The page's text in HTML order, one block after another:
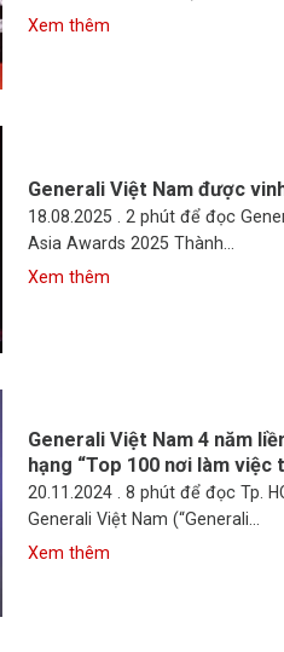
Generali Việt Nam được
18.08.2025 . 2 phút để đọc
Asia Awards 2025 Thành...
Generali Việt Nam 4 năm
hạng “Top 100 nơi làm việc
20.11.2024 . 8 phút để đọc Tp.
Generali Việt Nam (“Generali...